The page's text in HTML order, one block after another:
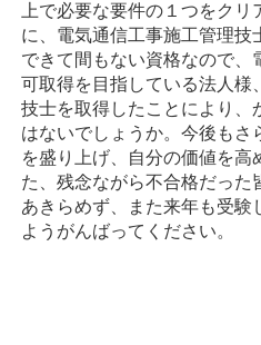
上で必要な要件の１つをク
に、電気通信工事施工管理技
できて間もない資格なので、
可取得を目指している法人様
技士を取得したことにより、
はないでしょうか。今後もさ
を盛り上げ、自分の価値を高
た、残念ながら不合格だった
あきらめず、また来年も受験
ようがんばってください。